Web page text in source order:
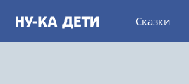
Сказки